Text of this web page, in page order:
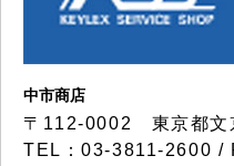
中市商店
〒112-0002 東京都文
TEL：03-3811-2600 /